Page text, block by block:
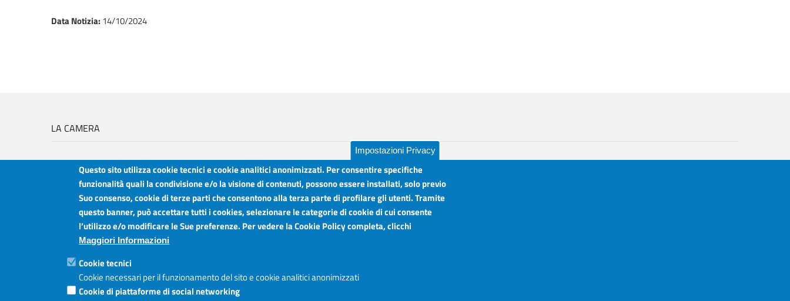
Data Notizia: 14/10/2024
LA CAMERA
Camera di Commercio Industria Artigianato e Agricoltura del Sud Est Sicilia
Sede legale: Via Cappuccini, 2 - Catania
Sede territoriale: Piazza della Libertà - Ragusa
Sede territoriale: Via Duca degli Abruzzi, 4 - Siracusa
www.ctrgsr.camcom.gov.it
Codice fiscale e partita IVA:05379380875
Codice di fatturazione elettronica:ZBSD2P
Orari sportelli:
Dal Lunedì al Venerdì ore 8.30 - 12.00
Martedì anche 15.45 - 17.45
Accessibilità
Impostazioni Privacy
Questo sito utilizza cookie tecnici e cookie analitici anonimizzati. Per consentire specifiche
funzionalità quali la condivisione e/o la visione di contenuti, possono essere installati, solo previo
Suo consenso, cookie di terze parti che consentono alla terza parte di profilare gli utenti. Tramite
questo banner, può accettare tutti i cookies, selezionare le categorie di cookie di cui consente
l’utilizzo e/o modificare le Sue preferenze. Per vedere la Cookie Policy completa, clicchi
Maggiori Informazioni
Cookie tecnici
Cookie necessari per il funzionamento del sito e cookie analitici anonimizzati
Cookie di piattaforme di social networking